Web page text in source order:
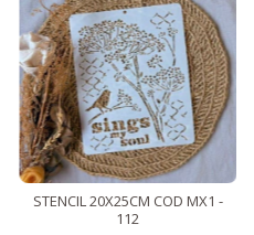
STENCIL 20X25CM COD MX1 -
112